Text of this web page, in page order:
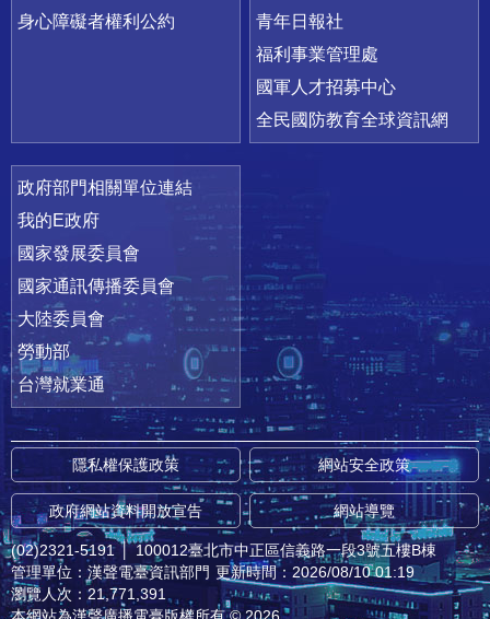
身心障礙者權利公約
青年日報社
福利事業管理處
國軍人才招募中心
全民國防教育全球資訊網
政府部門相關單位連結
我的E政府
國家發展委員會
國家通訊傳播委員會
大陸委員會
勞動部
台灣就業通
隱私權保護政策 網站安全政策
政府網站資料開放宣告 網站導覽
(02)2321-5191 │ 100012臺北市中正區信義路一段3號五樓B棟
管理單位：漢聲電臺資訊部門 更新時間：2026/08/10 01:19
瀏覽人次：21,771,391